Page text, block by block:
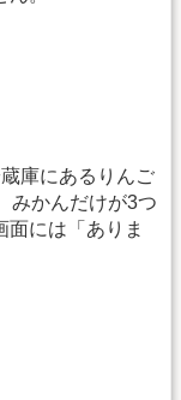
庫にあるりんご
みかんだけが3つ
面には「ありま